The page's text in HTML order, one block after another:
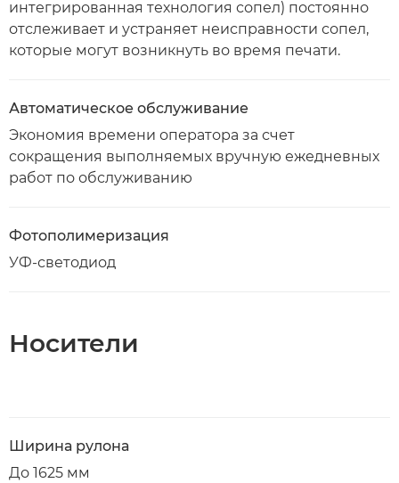
интегрированная технология сопел) постоянно
отслеживает и устраняет неисправности сопел,
которые могут возникнуть во время печати.
Автоматическое обслуживание
Экономия времени оператора за счет
сокращения выполняемых вручную ежедневных
работ по обслуживанию
Фотополимеризация
УФ-светодиод
Носители
Ширина рулона
До 1625 мм